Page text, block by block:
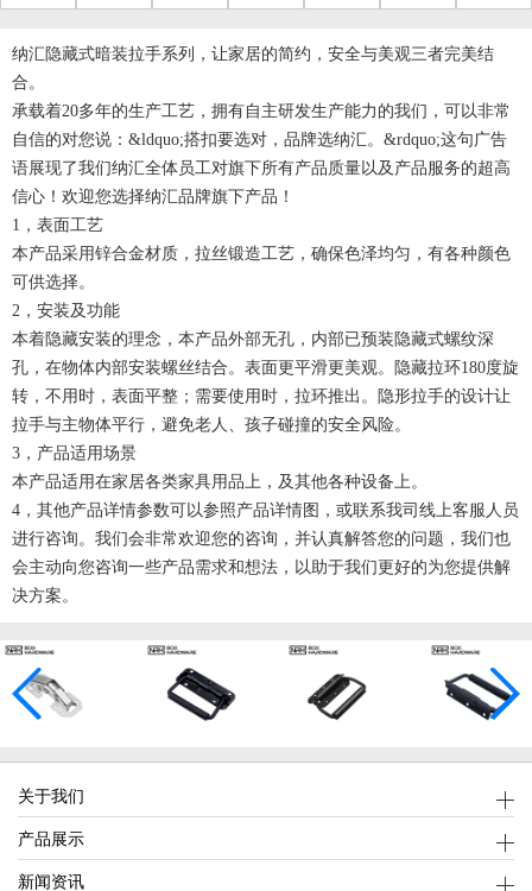
纳汇隐藏式暗装拉手系列，让家居的简约，安全与美观三者完美结
合。
承载着20多年的生产工艺，拥有自主研发生产能力的我们，可以非常
自信的对您说：&ldquo;搭扣要选对，品牌选纳汇。&rdquo;这句广告
语展现了我们纳汇全体员工对旗下所有产品质量以及产品服务的超高
信心！欢迎您选择纳汇品牌旗下产品！
1，表面工艺
本产品采用锌合金材质，拉丝锻造工艺，确保色泽均匀，有各种颜色
可供选择。
2，安装及功能
本着隐藏安装的理念，本产品外部无孔，内部已预装隐藏式螺纹深
孔，在物体内部安装螺丝结合。表面更平滑更美观。隐藏拉环180度旋
转，不用时，表面平整；需要使用时，拉环推出。隐形拉手的设计让
拉手与主物体平行，避免老人、孩子碰撞的安全风险。
3，产品适用场景
本产品适用在家居各类家具用品上，及其他各种设备上。
4，其他产品详情参数可以参照产品详情图，或联系我司线上客服人员
进行咨询。我们会非常欢迎您的咨询，并认真解答您的问题，我们也
会主动向您咨询一些产品需求和想法，以助于我们更好的为您提供解
决方案。
关于我们
产品展示
新闻资讯